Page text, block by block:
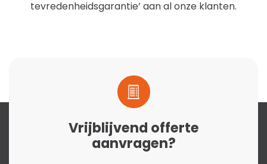
tevredenheidsgarantie’ aan al onze klanten.
Vrijblijvend offerte
aanvragen?